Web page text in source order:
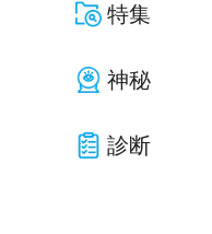
特集
神秘
診断